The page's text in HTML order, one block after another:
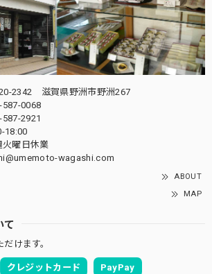
2342 滋賀県野洲市野洲267
587-0068
587-2921
18:00
火曜日休業
wagashi.com
ABOUT
MAP
て
けます。
クレジットカード PayPay